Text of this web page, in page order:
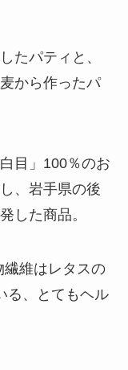
たパティと、
から作ったパ
目」100％のお
、岩手県の後
した商品。
繊維はレタスの
る、とてもヘル